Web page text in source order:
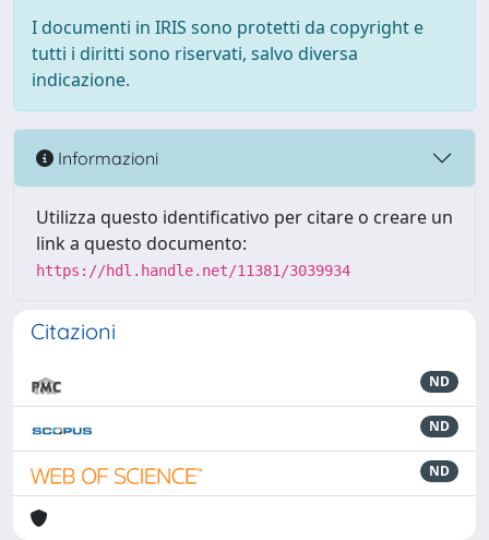
I documenti in IRIS sono protetti da copyright e
tutti i diritti sono riservati, salvo diversa
indicazione.
Informazioni
Utilizza questo identificativo per citare o creare un
link a questo documento:
https://hdl.handle.net/11381/3039934
Citazioni
ND
ND
ND